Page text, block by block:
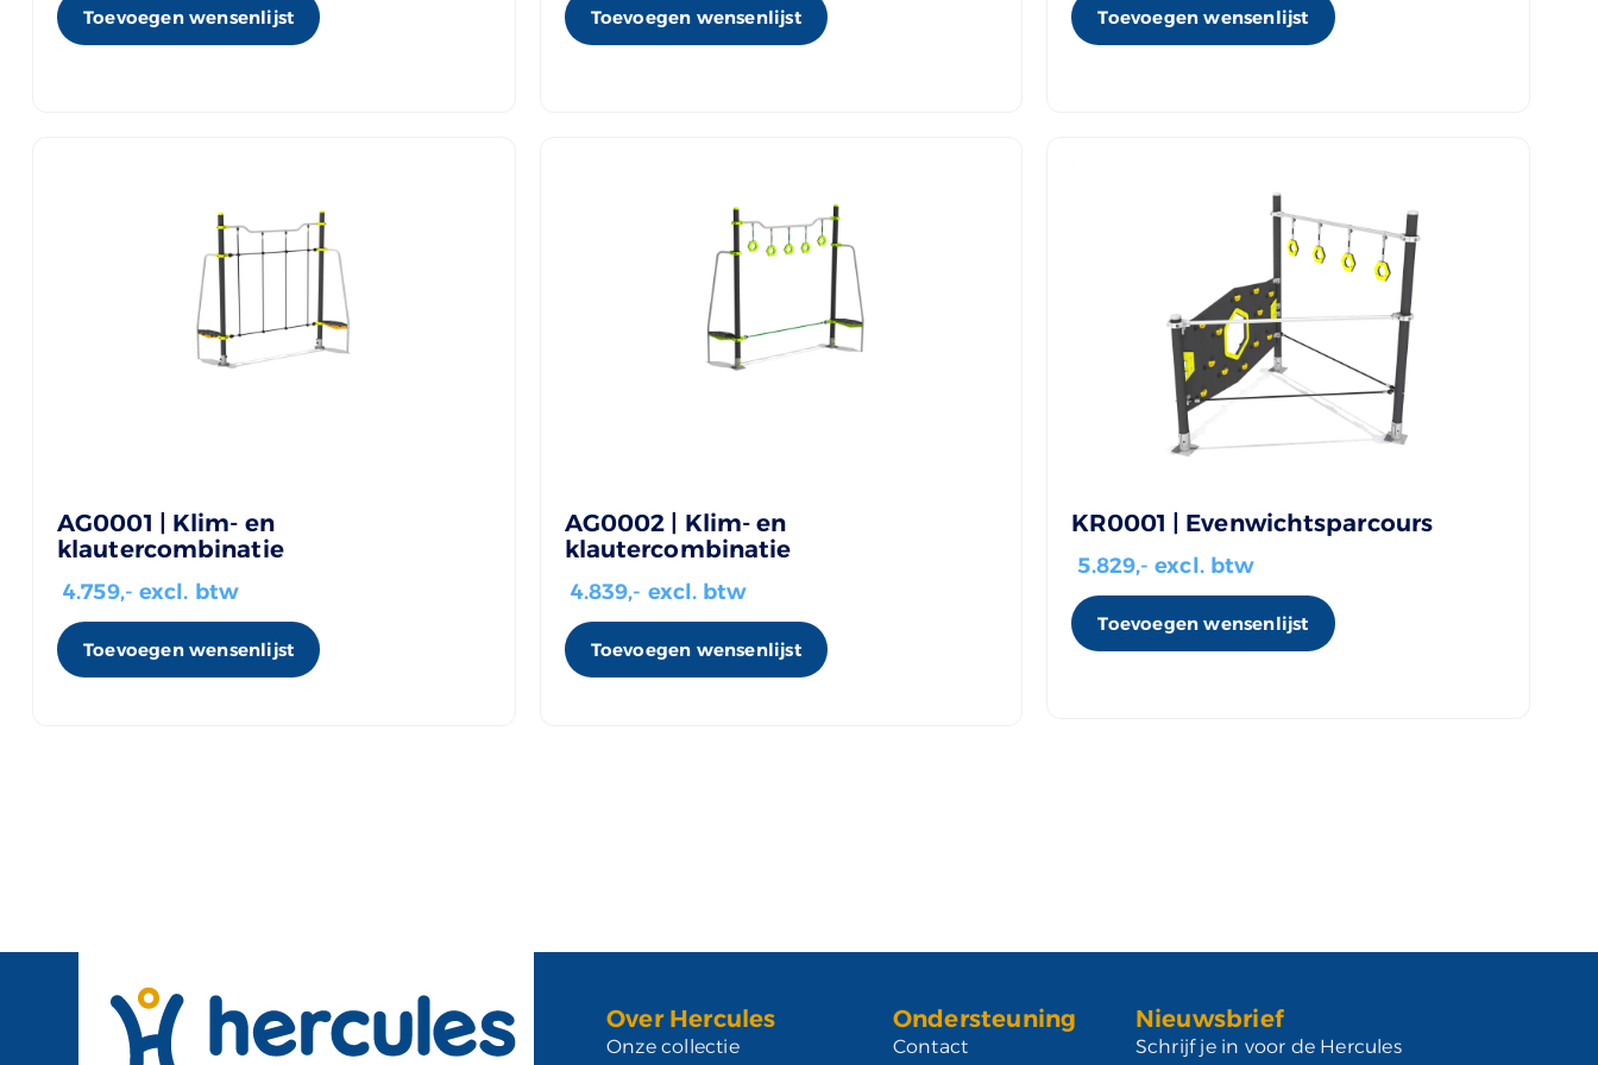
Toevoegen wensenlijst Toevoegen wensenlijst Toevoegen wensenlijst
AG0001 | Klim- en
klautercombinatie
4.759,- excl. btw
Toevoegen wensenlijst
AG0002 | Klim- en
klautercombinatie
4.839,- excl. btw
Toevoegen wensenlijst
KR0001 | Evenwichtsparcours
5.829,- excl. btw
Toevoegen wensenlijst
Over Hercules
Onze collectie
Ondersteuning
Contact
Nieuwsbrief
Schrijf je in voor de Hercules